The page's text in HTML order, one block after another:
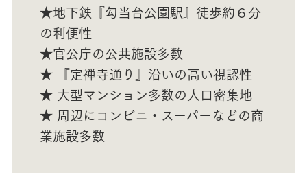
★地下鉄『勾当台公園駅』徒歩約６分
の利便性
★官公庁の公共施設多数
★ 『定禅寺通り』沿いの高い視認性
★ 大型マンション多数の人口密集地
★ 周辺にコンビニ・スーパーなどの商
業施設多数